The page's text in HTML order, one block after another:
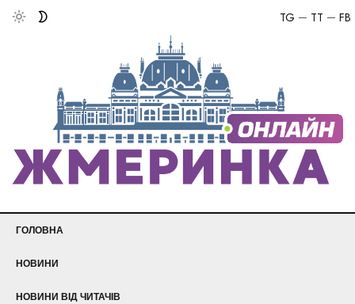
FB
TT
TG
ГОЛОВНА
НОВИНИ
НОВИНИ ВІД ЧИТАЧІВ